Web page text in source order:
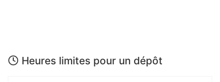
Heures limites pour un dépôt